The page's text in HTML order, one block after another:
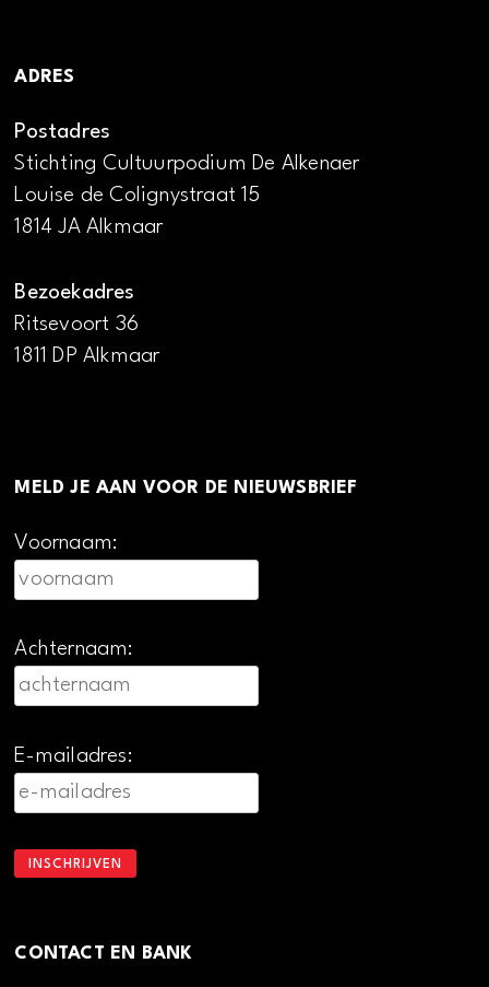
ADRES
Postadres
Stichting Cultuurpodium De Alkenaer
Louise de Colignystraat 15
1814 JA Alkmaar
Bezoekadres
Ritsevoort 36
1811 DP Alkmaar
MELD JE AAN VOOR DE NIEUWSBRIEF
Voornaam:
Achternaam:
E-mailadres:
CONTACT EN BANK